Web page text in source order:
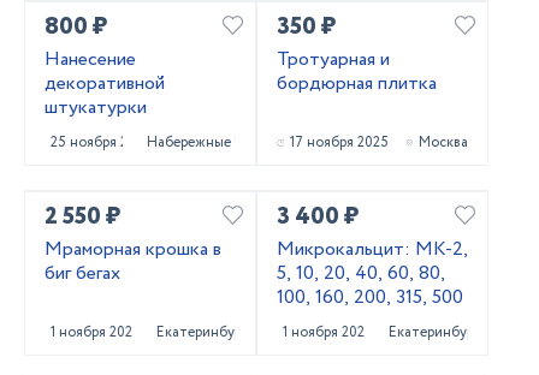
800 ₽
Нанесение
декоративной
штукатурки
25 ноября 2025Набережные Челны
350 ₽
Тротуарная и
бордюрная плитка
17 ноября 2025 Москва
2 550 ₽
Мраморная крошка в
биг бегах
1 ноября 2025 Екатеринбург
3 400 ₽
Микрокальцит: МК-2,
5, 10, 20, 40, 60, 80,
100, 160, 200, 315, 500
1 ноября 2025 Екатеринбург